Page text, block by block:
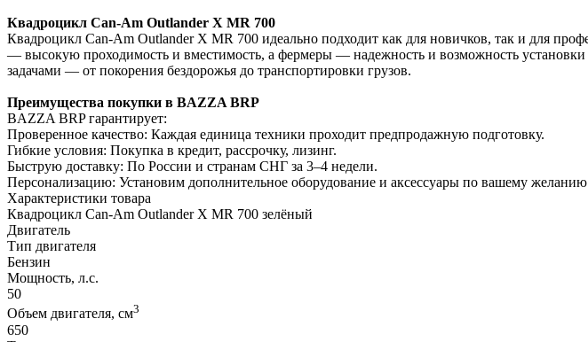
Квадроцикл Can-Am Outlander X MR 700
Квадроцикл Can-Am Outlander X MR 700 идеально подходит как для новичков, так и для
— высокую проходимость и вместимость, а фермеры — надежность и возможность
задачами — от покорения бездорожья до транспортировки грузов.
Преимущества покупки в BAZZA BRP
BAZZA BRP гарантирует:
Проверенное качество: Каждая единица техники проходит предпродажную подготовку.
Гибкие условия: Покупка в кредит, рассрочку, лизинг.
Быструю доставку: По России и странам СНГ за 3–4 недели.
Персонализацию: Установим дополнительное оборудование и аксессуары по вашему
Характеристики товара
Квадроцикл Can-Am Outlander X MR 700 зелёный
Двигатель
Тип двигателя
Бензин
Мощность, л.с.
50
Объем двигателя, см3
650